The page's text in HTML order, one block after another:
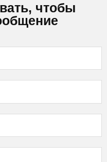
чтобы